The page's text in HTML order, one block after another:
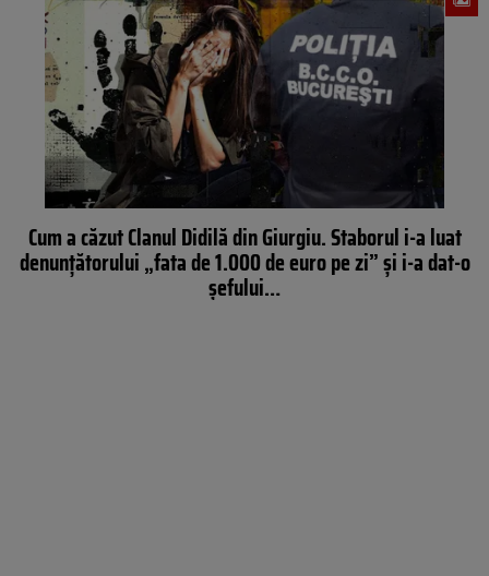
Cum a căzut Clanul Didilă din Giurgiu. Staborul i-a luat
denunțătorului „fata de 1.000 de euro pe zi” și i-a dat-o
șefului…